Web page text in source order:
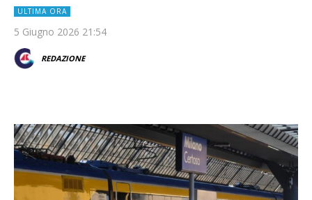
ULTIMA ORA
5 Giugno 2026 21:54
REDAZIONE